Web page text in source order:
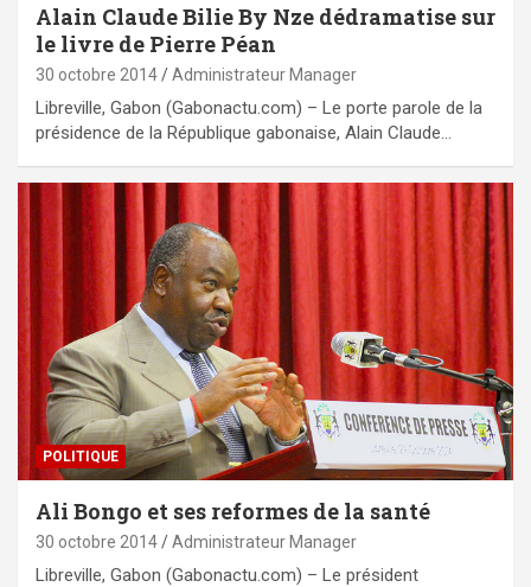
Alain Claude Bilie By Nze dédramatise sur
le livre de Pierre Péan
30 octobre 2014 Administrateur Manager
Libreville, Gabon (Gabonactu.com) – Le porte parole de la
présidence de la République gabonaise, Alain Claude…
POLITIQUE
Ali Bongo et ses reformes de la santé
30 octobre 2014 Administrateur Manager
Libreville, Gabon (Gabonactu.com) – Le président